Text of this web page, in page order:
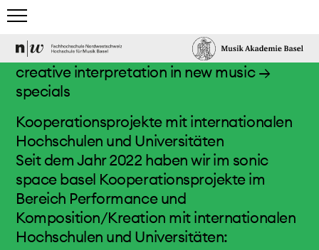
home
studium
anmeldung/eignungsabklärung/allgemeine
informationen
komposition
open creation
creative interpretation in new music
dozierende
creative interpretation in new music→
specials
Kooperationsprojekte mit internationalen
Hochschulen und Universitäten
Seit dem Jahr 2022 haben wir im sonic
space basel Kooperationsprojekte im
Bereich Performance und
Komposition/Kreation mit internationalen
Hochschulen und Universitäten: